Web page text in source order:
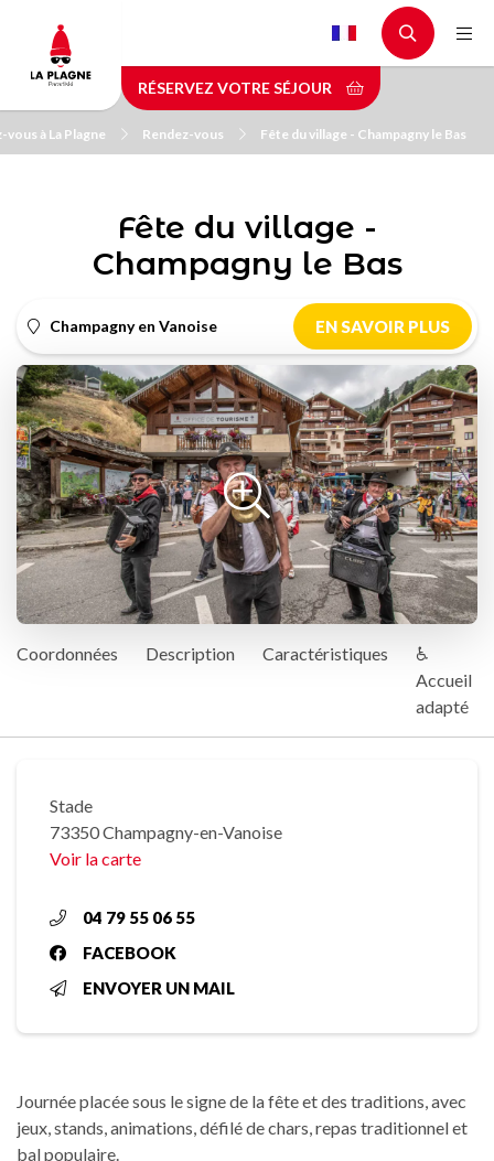
contenu
principal
RÉSERVEZ VOTRE SÉJOUR
à La Plagne Rendez-vous Fête du village - Champagny le Bas
Fête du village -
Champagny le Bas
Champagny en Vanoise EN SAVOIR PLUS
Coordonnées Description Caractéristiques
♿
Accueil
adapté
Stade
73350 Champagny-en-Vanoise
Voir la carte
04 79 55 06 55
FACEBOOK
ENVOYER UN MAIL
Journée placée sous le signe de la fête et des traditions, avec
jeux, stands, animations, défilé de chars, repas traditionnel et
bal populaire.